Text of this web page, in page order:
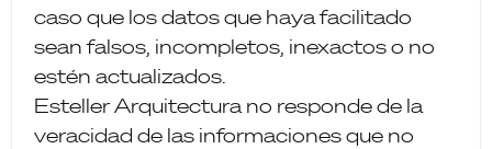
caso que los datos que haya facilitado
sean falsos, incompletos, inexactos o no
estén actualizados.
Esteller Arquitectura no responde de la
veracidad de las informaciones que no